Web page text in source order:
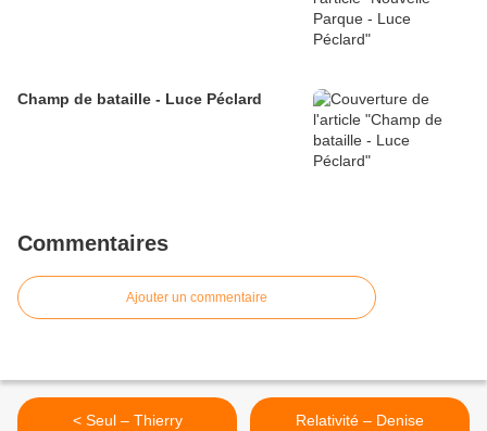
Champ de bataille - Luce Péclard
Commentaires
Ajouter un commentaire
< Seul – Thierry
Relativité – Denise